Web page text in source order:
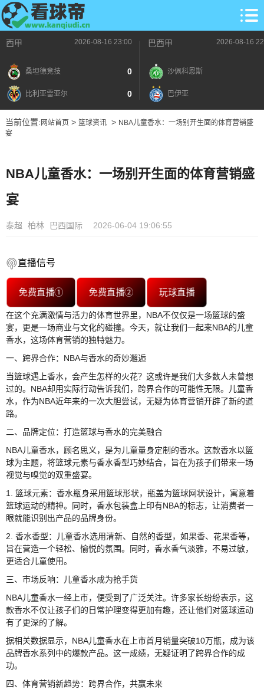
西甲 2026-08-16 23:00
桑坦德竞技 0
比利亚雷亚尔 0
巴西甲 2026-08-16
沙佩科恩斯
巴伊亚
当前位置: 网站首页> 篮球资讯> NBA儿童香水：一场别开生面的体育营销盛
宴
NBA儿童香水：一场别开生面的体育营销盛
宴
泰超 柏林 巴西国际 2026-06-04 19:06:55
直播信号
免费直播① 免费直播② 玩球直播
在这个充满激情与活力的体育世界里，NBA不仅仅是一场篮球的盛
宴，更是一场商业与文化的碰撞。今天，就让我们一起来NBA的儿童
香水，这场体育营销的独特魅力。
一、跨界合作：NBA与香水的奇妙邂逅
当篮球遇上香水，会产生怎样的火花？这或许是我们大多数人未曾想
过的。NBA却用实际行动告诉我们，跨界合作的可能性无限。儿童香
水，作为NBA近年来的一次大胆尝试，无疑为体育营销开辟了新的道
路。
二、品牌定位：打造篮球与香水的完美融合
NBA儿童香水，顾名思义，是为儿童量身定制的香水。这款香水以篮
球为主题，将篮球元素与香水香型巧妙结合，旨在为孩子们带来一场
视觉与嗅觉的双重盛宴。
1. 篮球元素：香水瓶身采用篮球形状，瓶盖为篮球网状设计，寓意着
篮球运动的精神。同时，香水包装盒上印有NBA的标志，让消费者一
眼就能识别出产品的品牌身份。
2. 香水香型：儿童香水选用清新、自然的香型，如果香、花果香等，
旨在营造一个轻松、愉悦的氛围。同时，香水香气淡雅，不易过敏，
更适合儿童使用。
三、市场反响：儿童香水成为抢手货
NBA儿童香水一经上市，便受到了广泛关注。许多家长纷纷表示，这
款香水不仅让孩子们的日常护理变得更加有趣，还让他们对篮球运动
有了更深的了解。
据相关数据显示，NBA儿童香水在上市首月销量突破10万瓶，成为该
品牌香水系列中的爆款产品。这一成绩，无疑证明了跨界合作的成
功。
四、体育营销新趋势：跨界合作，共赢未来